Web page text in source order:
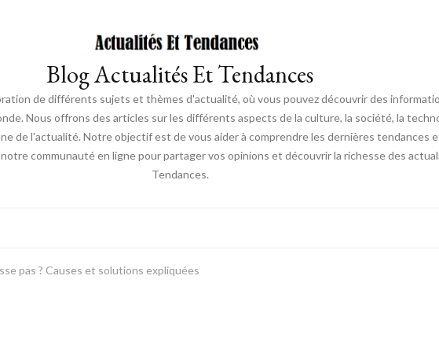
Blog Actualités Et Tendances
de différents sujets et thèmes d'actualité, où vous pouvez découvrir des
Nous offrons des articles sur les différents aspects de la culture, la société, la
de l'actualité. Notre objectif est de vous aider à comprendre les dernières tendances
communauté en ligne pour partager vos opinions et découvrir la richesse des
Tendances.
pas ? Causes et solutions expliquées